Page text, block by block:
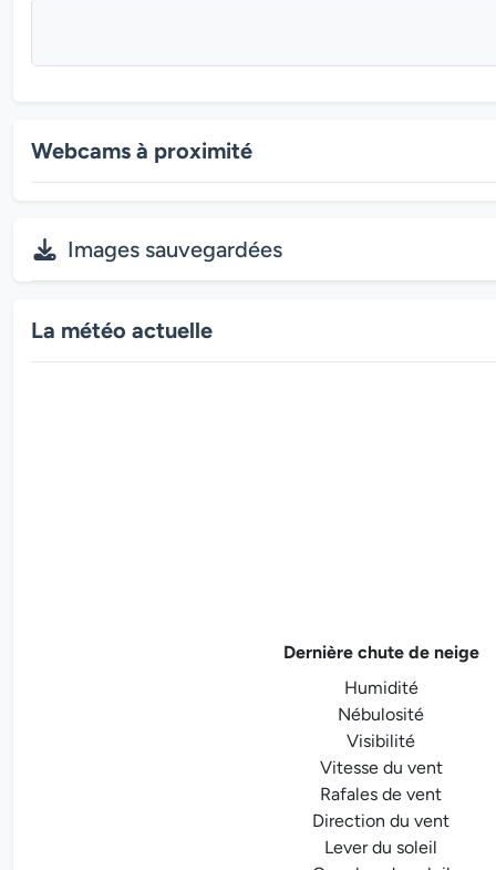
Webcams à proximité
Images sauvegardées
La météo actuelle
Dernière chute de neige
Humidité
Nébulosité
Visibilité
Vitesse du vent
Rafales de vent
Direction du vent
Lever du soleil